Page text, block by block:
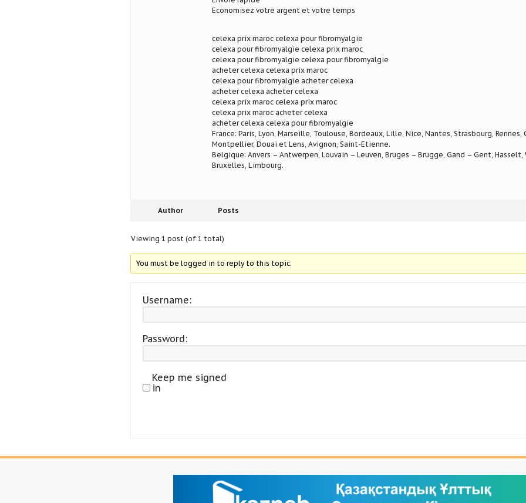
Economisez votre argent et votre temps
celexa prix maroc celexa pour fibromyalgie
celexa pour fibromyalgie celexa prix maroc
celexa pour fibromyalgie celexa pour fibromyalgie
acheter celexa celexa prix maroc
celexa pour fibromyalgie acheter celexa
acheter celexa acheter celexa
celexa prix maroc celexa prix maroc
celexa prix maroc acheter celexa
acheter celexa celexa pour fibromyalgie
France: Paris, Lyon, Marseille, Toulouse, Bordeaux, Lille, Nice, Nantes, Strasbourg, Rennes,
Montpellier, Douai et Lens, Avignon, Saint-Etienne.
Belgique: Anvers – Antwerpen, Louvain – Leuven, Bruges – Brugge, Gand – Gent, Hasselt,
Bruxelles, Limbourg.
Author Posts
Viewing 1 post (of 1 total)
You must be logged in to reply to this topic.
Username:
Password:
Keep me signed
in